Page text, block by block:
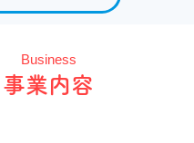
Business
事業内容